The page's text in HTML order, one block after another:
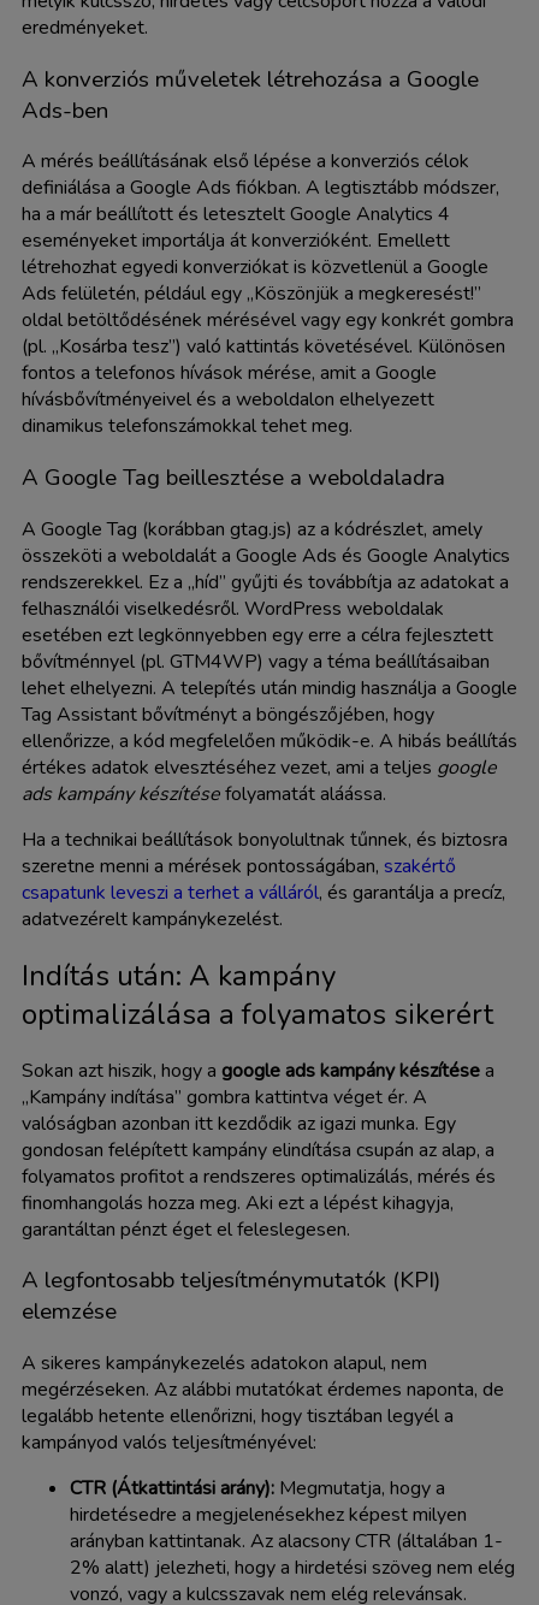
eredményeket.
A konverziós műveletek létrehozása a Google
Ads-ben
A mérés beállításának első lépése a konverziós célok
definiálása a Google Ads fiókban. A legtisztább módszer,
ha a már beállított és letesztelt Google Analytics 4
eseményeket importálja át konverzióként. Emellett
létrehozhat egyedi konverziókat is közvetlenül a Google
Ads felületén, például egy „Köszönjük a megkeresést!”
oldal betöltődésének mérésével vagy egy konkrét gombra
(pl. „Kosárba tesz”) való kattintás követésével. Különösen
fontos a telefonos hívások mérése, amit a Google
hívásbővítményeivel és a weboldalon elhelyezett
dinamikus telefonszámokkal tehet meg.
A Google Tag beillesztése a weboldaladra
A Google Tag (korábban gtag.js) az a kódrészlet, amely
összeköti a weboldalát a Google Ads és Google Analytics
rendszerekkel. Ez a „híd” gyűjti és továbbítja az adatokat a
felhasználói viselkedésről. WordPress weboldalak
esetében ezt legkönnyebben egy erre a célra fejlesztett
bővítménnyel (pl. GTM4WP) vagy a téma beállításaiban
lehet elhelyezni. A telepítés után mindig használja a Google
Tag Assistant bővítményt a böngészőjében, hogy
ellenőrizze, a kód megfelelően működik-e. A hibás beállítás
értékes adatok elvesztéséhez vezet, ami a teljes google
ads kampány készítésefolyamatát aláássa.
Ha a technikai beállítások bonyolultnak tűnnek, és biztosra
szeretne menni a mérések pontosságában, szakértő
csapatunk leveszi a terhet a válláról, és garantálja a precíz,
adatvezérelt kampánykezelést.
Indítás után: A kampány
optimalizálása a folyamatos sikerért
Sokan azt hiszik, hogy a google ads kampány készítésea
„Kampány indítása” gombra kattintva véget ér. A
valóságban azonban itt kezdődik az igazi munka. Egy
gondosan felépített kampány elindítása csupán az alap, a
folyamatos profitot a rendszeres optimalizálás, mérés és
finomhangolás hozza meg. Aki ezt a lépést kihagyja,
garantáltan pénzt éget el feleslegesen.
A legfontosabb teljesítménymutatók (KPI)
elemzése
A sikeres kampánykezelés adatokon alapul, nem
megérzéseken. Az alábbi mutatókat érdemes naponta, de
legalább hetente ellenőrizni, hogy tisztában legyél a
kampányod valós teljesítményével:
CTR (Átkattintási arány): Megmutatja, hogy a
hirdetésedre a megjelenésekhez képest milyen
arányban kattintanak. Az alacsony CTR (általában 1-
2% alatt) jelezheti, hogy a hirdetési szöveg nem elég
vonzó, vagy a kulcsszavak nem elég relevánsak.